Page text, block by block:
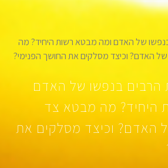
של האדם ומה מבטא רשות היחיד? מה
האדם? וכיצד מסלקים את החושך הפנימי?
בנפשו של האדם
היחיד? מה מבטא צד
האדם? וכיצד מסלקים את